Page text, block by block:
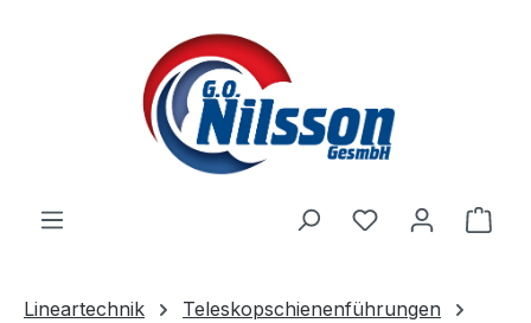
Zum Hauptinhalt springen
Lineartechnik
Teleskopschienenführungen